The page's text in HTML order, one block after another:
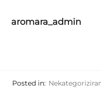
aromara_admin
Posted in: